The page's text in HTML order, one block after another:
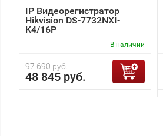
IP Видеорегистратор
Hikvision DS-7732NXI-
K4/16P
В наличии
97 690 руб.
48 845 руб.